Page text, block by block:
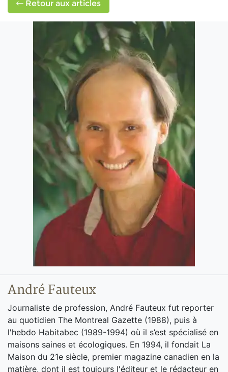
Retour aux articles
André Fauteux
Journaliste de profession, André Fauteux fut reporter
au quotidien The Montreal Gazette (1988), puis à
l'hebdo Habitabec (1989-1994) où il s’est spécialisé en
maisons saines et écologiques. En 1994, il fondait La
Maison du 21e siècle, premier magazine canadien en la
matière, dont il est toujours l'éditeur et le rédacteur en